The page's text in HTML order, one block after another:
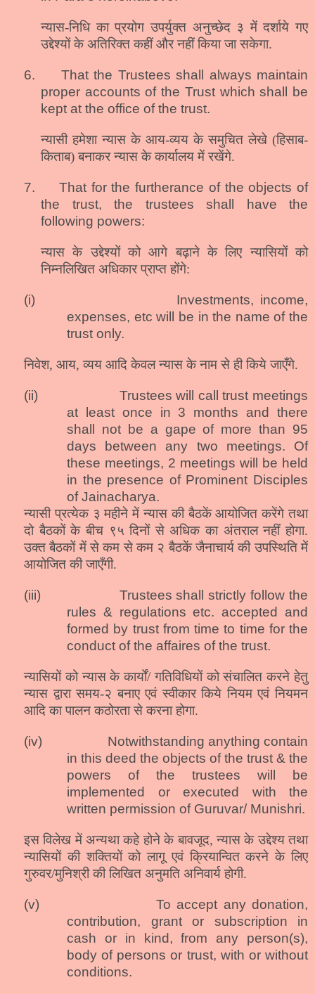
न्यास-निधि का प्रयोग उपर्युक्त अनुच्छेद ३ में दर्शाये गए
उद्देश्यों के अतिरिक्त कहीं और नहीं किया जा सकेगा.
6.
That the Trustees shall always maintain
proper accounts of the Trust which shall be
kept at the office of the trust.
न्यासी हमेशा न्यास के आय-व्यय के समुचित लेखे (हिसाब-
किताब) बनाकर न्यास के कार्यालय में रखेंगे.
7.
That for the furtherance of the objects of
the trust, the trustees shall have the
following powers:
न्यास के उद्देश्यों को आगे बढ़ाने के लिए न्यासियों को
निम्नलिखित अधिकार प्राप्त होंगे:
(i)
Investments, income,
expenses, etc will be in the name of the
trust only.
निवेश, आय, व्यय आदि केवल न्यास के नाम से ही किये जाएँगे.
(ii)
Trustees will call trust meetings
at least once in 3 months and there
shall not be a gape of more than 95
days between any two meetings. Of
these meetings, 2 meetings will be held
in the presence of Prominent Disciples
of Jainacharya.
न्यासी प्रत्येक ३ महीने में न्यास की बैठकें आयोजित करेंगे तथा
दो बैठकों के बीच ९५ दिनों से अधिक का अंतराल नहीं होगा.
उक्त बैठकों में से कम से कम २ बैठकें जैनाचार्य की उपस्थिति में
आयोजित की जाएँगी.
(iii)
Trustees shall strictly follow the
rules & regulations etc. accepted and
formed by trust from time to time for the
conduct of the affaires of the trust.
न्यासियों को न्यास के कार्यों/ गतिविधियों को संचालित करने हेतु
न्यास द्वारा समय-२ बनाए एवं स्वीकार किये नियम एवं नियमन
आदि का पालन कठोरता से करना होगा.
(iv)
Notwithstanding anything contain
in this deed the objects of the trust & the
powers of the trustees will be
implemented or executed with the
written permission of Guruvar/ Munishri.
इस विलेख में अन्यथा कहे होने के बावजूद, न्यास के उद्देश्य तथा
न्यासियों की शक्तियों को लागू एवं क्रियान्वित करने के लिए
गुरुवर/मुनिश्री की लिखित अनुमति अनिवार्य होगी.
(v)
To accept any donation,
contribution, grant or subscription in
cash or in kind, from any person(s),
body of persons or trust, with or without
conditions.